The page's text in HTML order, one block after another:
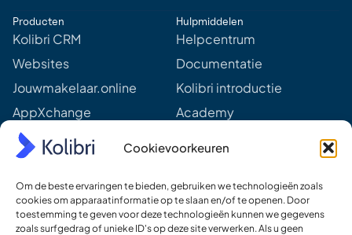
Cookievoorkeuren
Om de beste ervaringen te bieden, gebruiken we technologieën zoals
cookies om apparaatinformatie op te slaan en/of te openen. Door
toestemming te geven voor deze technologieën kunnen we gegevens
zoals surfgedrag of unieke ID's op deze site verwerken. Als u geen
d
r
s
*
Producten
Kolibri CRM
Websites
Jouwmakelaar.online
AppXchange
Mediapartners
Prijzen
Hulpmiddelen
Helpcentrum
Documentatie
Kolibri introductie
Academy
Aankomende webinars &
events
Meer van Kolibri
Kolibri voor developers
Ons DNA